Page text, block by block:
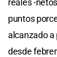
reales -
puntos
alcanzado a
desde